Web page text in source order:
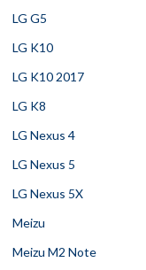
LG G5
LG K10
LG K10 2017
LG K8
LG Nexus 4
LG Nexus 5
LG Nexus 5X
Meizu
Meizu M2 Note